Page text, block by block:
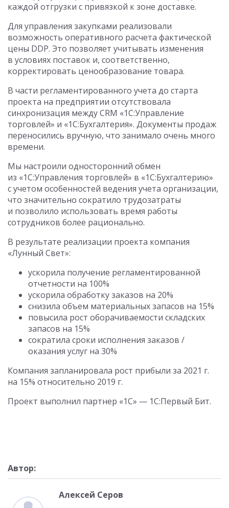
каждой отгрузки с привязкой к зоне доставке.
Для управления закупками реализовали
возможность оперативного расчета фактической
цены DDP. Это позволяет учитывать изменения
в условиях поставок и, соответственно,
корректировать ценообразование товара.
В части регламентированного учета до старта
проекта на предприятии отсутствовала
синхронизация между CRM «1С:Управление
торговлей» и «1С:Бухгалтерия». Документы продаж
переносились вручную, что занимало очень много
времени.
Мы настроили односторонний обмен
из «1С:Управления торговлей» в «1С:Бухгалтерию»
с учетом особенностей ведения учета организации,
что значительно сократило трудозатраты
и позволило использовать время работы
сотрудников более рационально.
В результате реализации проекта компания
«Лунный Свет»:
ускорила получение регламентированной
отчетности на 100%
ускорила обработку заказов на 20%
снизила объем материальных запасов на 15%
повысила рост оборачиваемости складских
запасов на 15%
сократила сроки исполнения заказов /
оказания услуг на 30%
Компания запланировала рост прибыли за 2021 г.
на 15% относительно 2019 г.
Проект выполнил партнер «1С» — 1С:Первый Бит.
Автор:
Алексей Серов